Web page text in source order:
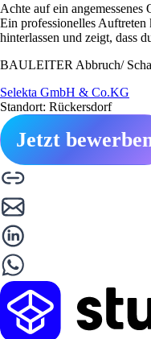
Achte auf ein
Ein professionelles
hinterlassen und zeigt, dass
BAULEITER Abbruch/
Selekta GmbH & Co.KG
Standort: Rückersdorf
Jetzt